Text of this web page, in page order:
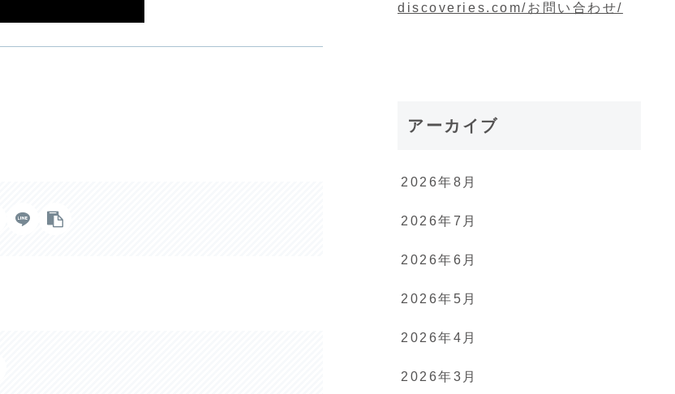
discoveries.com/お問い合わせ/
アーカイブ
2026年8月
2026年7月
2026年6月
2026年5月
2026年4月
2026年3月